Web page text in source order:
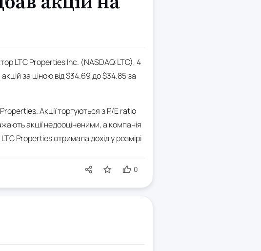
LTC Properties Inc. (NASDAQ:LTC), 4
за ціною від $34.69 до $34.85 за
Акції торгуються з P/E ratio
акції недооціненими, а компанія
Properties отримала дохід у розмірі
0